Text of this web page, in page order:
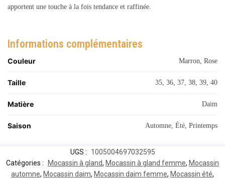
apportent une touche à la fois tendance et raffinée.
Informations complémentaires
Couleur Marron, Rose
Taille 35, 36, 37, 38, 39, 40
Matière Daim
Saison Automne, Été, Printemps
UGS :
1005004697032595
Catégories :
Mocassin à gland, Mocassin à gland femme, Mocassin
automne, Mocassin daim, Mocassin daim femme, Mocassin été,